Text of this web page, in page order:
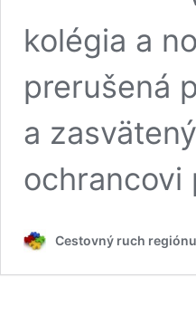
kolégia a
prerušená
a
Cestovný ruch